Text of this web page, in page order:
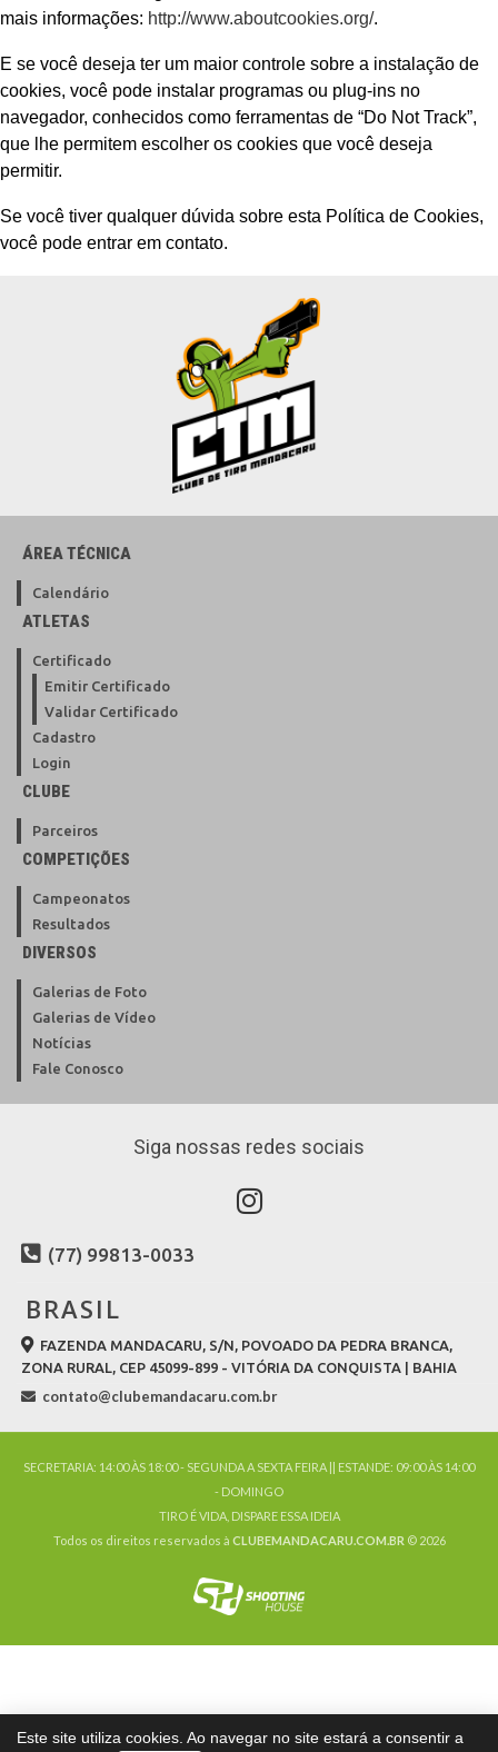
mais informações: http://www.aboutcookies.org/.
E se você deseja ter um maior controle sobre a instalação de
cookies, você pode instalar programas ou plug-ins no
navegador, conhecidos como ferramentas de “Do Not Track”,
que lhe permitem escolher os cookies que você deseja
permitir.
Se você tiver qualquer dúvida sobre esta Política de Cookies,
você pode entrar em contato.
ÁREA TÉCNICA
Calendário
ATLETAS
Certificado
Emitir Certificado
Validar Certificado
Cadastro
Login
CLUBE
Parceiros
COMPETIÇÕES
Campeonatos
Resultados
DIVERSOS
Galerias de Foto
Galerias de Vídeo
Notícias
Fale Conosco
Siga nossas redes sociais
(77) 99813-0033
BRASIL
FAZENDA MANDACARU, S/N, POVOADO DA PEDRA BRANCA,
ZONA RURAL, CEP 45099-899 - VITÓRIA DA CONQUISTA | BAHIA
contato@clubemandacaru.com.br
SECRETARIA: 14:00 ÀS 18:00 - SEGUNDA A SEXTA FEIRA || ESTANDE: 09:00 ÀS 14:00
- DOMINGO
TIRO É VIDA, DISPARE ESSA IDEIA
Todos os direitos reservados à CLUBEMANDACARU.COM.BR © 2026
Este site utiliza cookies. Ao navegar no site estará a consentir a